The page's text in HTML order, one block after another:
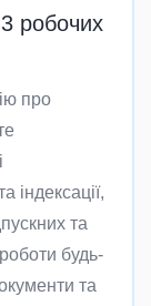
робочих
про
індексації,
та
будь-
та